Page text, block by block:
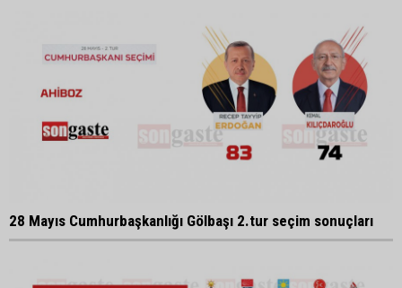
28 Mayıs Cumhurbaşkanlığı Gölbaşı 2.tur seçim sonuçları